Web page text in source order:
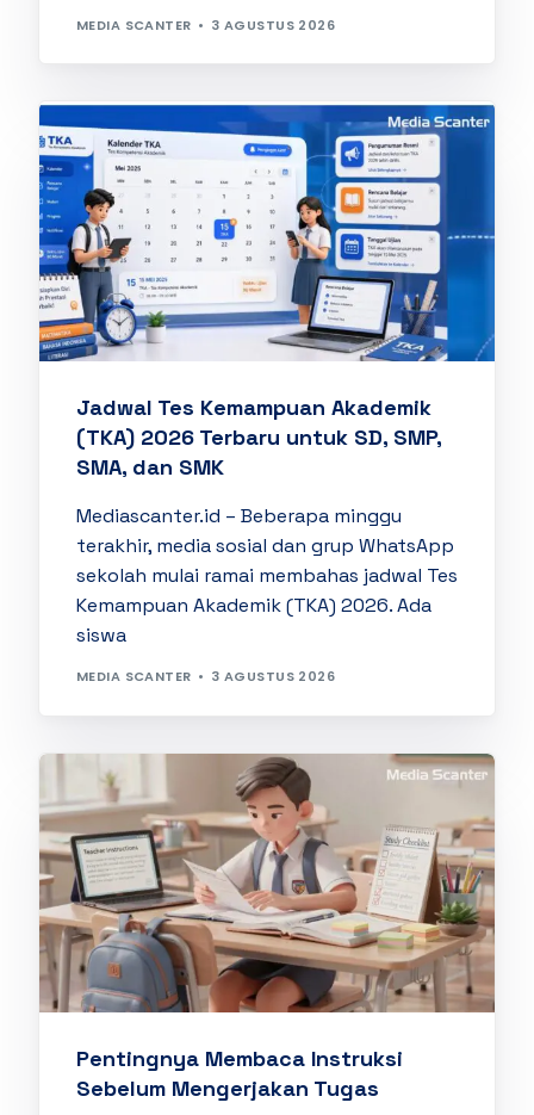
MEDIA SCANTER 3 AGUSTUS 2026
Jadwal Tes Kemampuan Akademik
(TKA) 2026 Terbaru untuk SD, SMP,
SMA, dan SMK
Mediascanter.id – Beberapa minggu
terakhir, media sosial dan grup WhatsApp
sekolah mulai ramai membahas jadwal Tes
Kemampuan Akademik (TKA) 2026. Ada
siswa
MEDIA SCANTER 3 AGUSTUS 2026
Pentingnya Membaca Instruksi
Sebelum Mengerjakan Tugas